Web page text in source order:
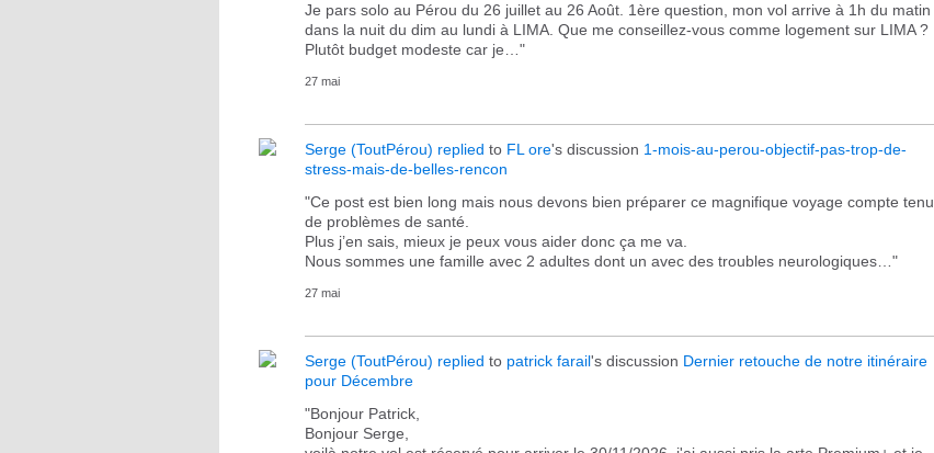
Je pars solo au Pérou du 26 juillet au 26 Août. 1ère question, mon vol arrive à 1h du matin
dans la nuit du dim au lundi à LIMA. Que me conseillez-vous comme logement sur LIMA ?
Plutôt budget modeste car je…"
27 mai
Serge (ToutPérou) replied to FL ore's discussion 1-mois-au-perou-objectif-pas-trop-de-
stress-mais-de-belles-rencon
"Ce post est bien long mais nous devons bien préparer ce magnifique voyage compte tenu
de problèmes de santé.
Plus j’en sais, mieux je peux vous aider donc ça me va.
Nous sommes une famille avec 2 adultes dont un avec des troubles neurologiques…"
27 mai
Serge (ToutPérou) replied to patrick farail's discussion Dernier retouche de notre itinéraire
pour Décembre
"Bonjour Patrick,
Bonjour Serge,